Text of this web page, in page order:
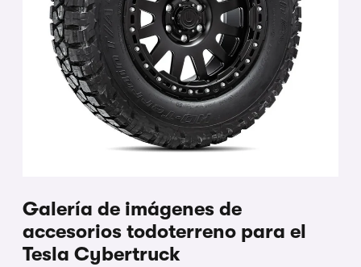
Galería de imágenes de
accesorios todoterreno para el
Tesla Cybertruck